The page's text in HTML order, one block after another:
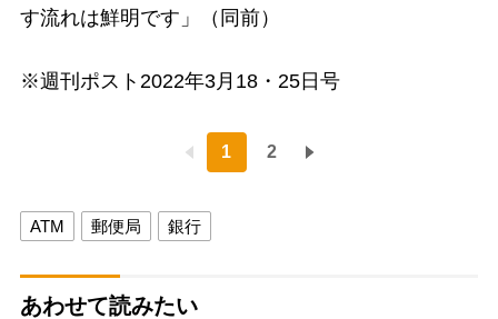
す流れは鮮明です」（同前）
※週刊ポスト2022年3月18・25日号
1 2
ATM 郵便局 銀行
あわせて読みたい